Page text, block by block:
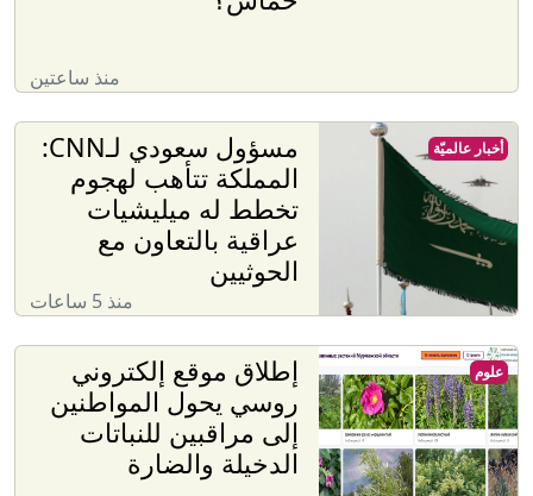
منذ ساعتين
مسؤول سعودي لـCNN:
المملكة تتأهب لهجوم
تخطط له ميليشيات
عراقية بالتعاون مع
الحوثيين
منذ 5 ساعات
أخبار عالميّة
إطلاق موقع إلكتروني
روسي يحول المواطنين
إلى مراقبين للنباتات
الدخيلة والضارة
علوم